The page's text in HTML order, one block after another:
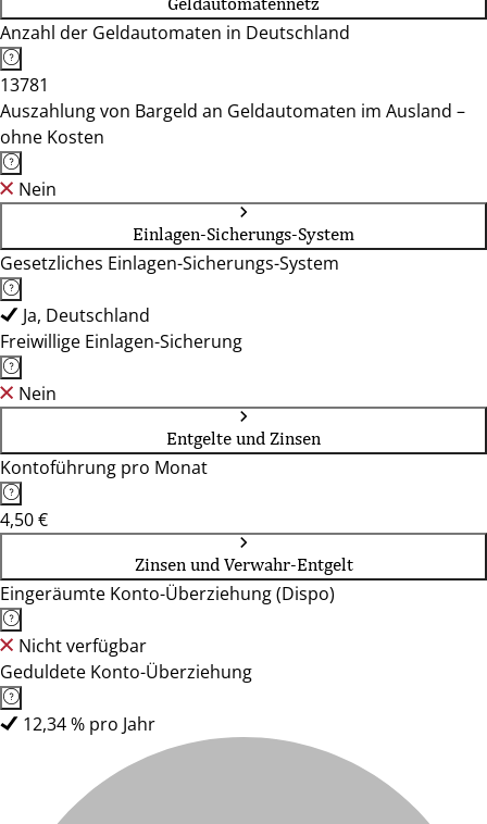
Anzahl der Geldautomaten in Deutschland
13781
Auszahlung von Bargeld an Geldautomaten im Ausland –
ohne Kosten
Nein
Einlagen-Sicherungs-System
Gesetzliches Einlagen-Sicherungs-System
Ja, Deutschland
Freiwillige Einlagen-Sicherung
Nein
Entgelte und Zinsen
Kontoführung pro Monat
4,50 €
Zinsen und Verwahr-Entgelt
Eingeräumte Konto-Überziehung (Dispo)
Nicht verfügbar
Geduldete Konto-Überziehung
12,34 % pro Jahr